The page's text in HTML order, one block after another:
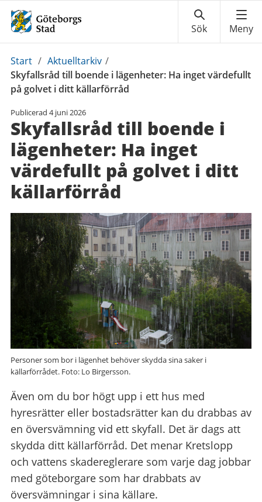
Du
är
här:
Start / Aktuelltarkiv /
Skyfallsråd till boende i lägenheter: Ha inget värdefullt
på golvet i ditt källarförråd
Publicerad 4 juni 2026
Skyfallsråd till boende i
lägenheter: Ha inget
värdefullt på golvet i ditt
källarförråd
Personer som bor i lägenhet behöver skydda sina saker i
källarförrådet. Foto: Lo Birgersson.
Även om du bor högt upp i ett hus med
hyresrätter eller bostadsrätter kan du drabbas av
en översvämning vid ett skyfall. Det är dags att
skydda ditt källarförråd. Det menar Kretslopp
och vattens skadereglerare som varje dag jobbar
med göteborgare som har drabbats av
översvämningar i sina källare.